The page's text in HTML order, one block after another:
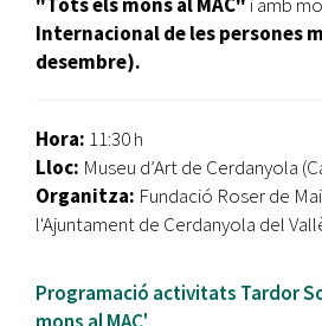
Internacional de les persones
desembre).
Hora: 11:30 h
Lloc: Museu d’Art de Cerdanyola
Organitza: Fundació Roser de
l'Ajuntament de Cerdanyola del
Programació activitats Tardor